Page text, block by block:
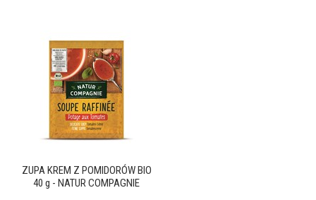
ZUPA KREM Z POMIDORÓW BIO
40 g - NATUR COMPAGNIE